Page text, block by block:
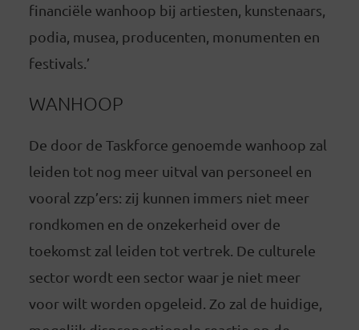
financiële wanhoop bij artiesten, kunstenaars,
podia, musea, producenten, monumenten en
festivals.’
WANHOOP
De door de Taskforce genoemde wanhoop zal
leiden tot nog meer uitval van personeel en
vooral zzp’ers: zij kunnen immers niet meer
rondkomen en de onzekerheid over de
toekomst zal leiden tot vertrek. De culturele
sector wordt een sector waar je niet meer
voor wilt worden opgeleid. Zo zal de huidige,